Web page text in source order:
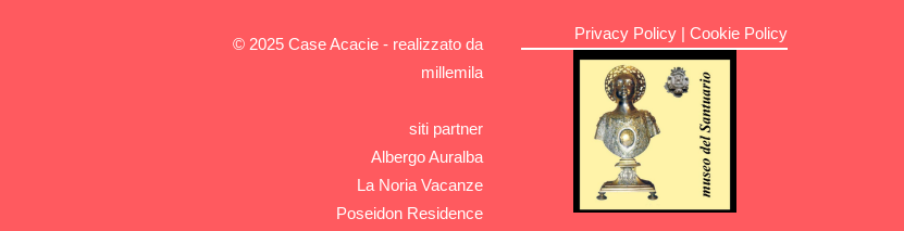
© 2025 Case Acacie - realizzato da
millemila
siti partner
Albergo Auralba
La Noria Vacanze
Poseidon Residence
Privacy Policy | Cookie Policy